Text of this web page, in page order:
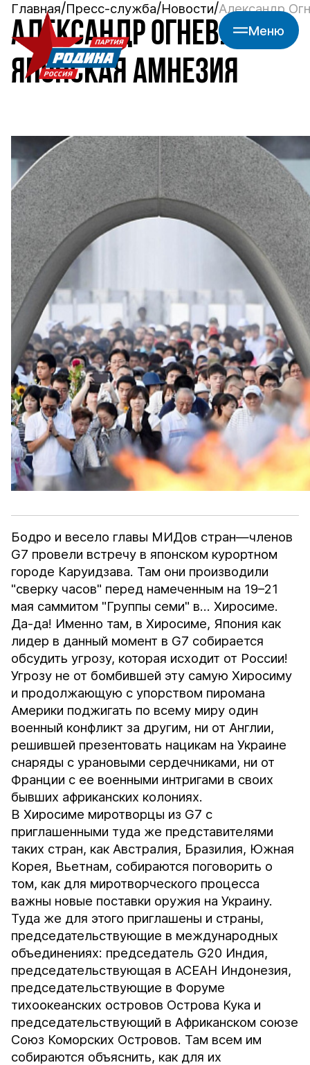
Меню
Главная Пресс-служба Новости Александр
АЛЕКСАНДР ОГНЕВ:
ЯПОНСКАЯ АМНЕЗИЯ
Бодро и весело главы МИДов стран—членов
G7 провели встречу в японском курортном
городе Каруидзава. Там они производили
"сверку часов" перед намеченным на 19–21
мая саммитом "Группы семи" в… Хиросиме.
Да-да! Именно там, в Хиросиме, Япония как
лидер в данный момент в G7 собирается
обсудить угрозу, которая исходит от России!
Угрозу не от бомбившей эту самую Хиросиму
и продолжающую с упорством пиромана
Америки поджигать по всему миру один
военный конфликт за другим, ни от Англии,
решившей презентовать нацикам на Украине
снаряды с урановыми сердечниками, ни от
Франции с ее военными интригами в своих
бывших африканских колониях.
В Хиросиме миротворцы из G7 с
приглашенными туда же представителями
таких стран, как Австралия, Бразилия, Южная
Корея, Вьетнам, собираются поговорить о
том, как для миротворческого процесса
важны новые поставки оружия на Украину.
Туда же для этого приглашены и страны,
председательствующие в международных
объединениях: председатель G20 Индия,
председательствующая в АСЕАН Индонезия,
председательствующие в Форуме
тихоокеанских островов Острова Кука и
председательствующий в Африканском союзе
Союз Коморских Островов. Там всем им
собираются объяснить, как для их